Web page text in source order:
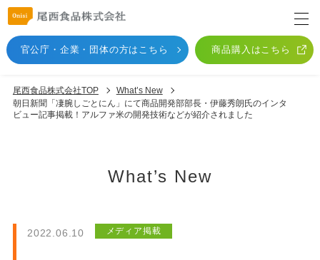
官公庁・企業・団体の方はこちら 商品購入はこちら
尾西食品株式会社TOP
What’s New
朝日新聞「凄腕しごとにん」にて商品開発部部長・伊藤秀朗氏のインタ
ビュー記事掲載！アルファ米の開発技術などが紹介されました
What’s New
2022.06.10 メディア掲載